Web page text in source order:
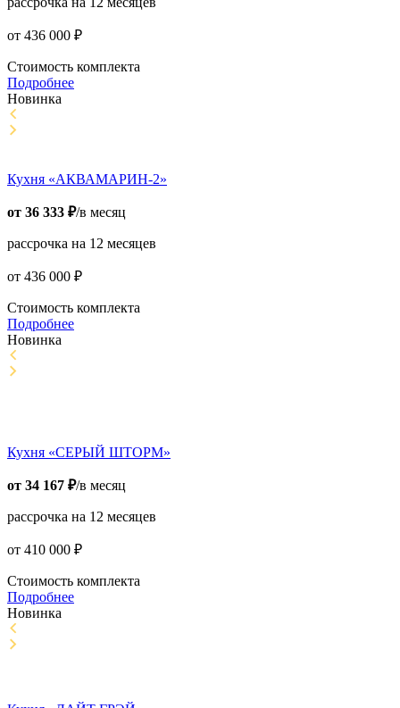
от 436 000 ₽
Стоимость комплекта
Подробнее
Новинка
Кухня «АКВАМАРИН-2»
от 36 333 ₽/в месяц
рассрочка на 12 месяцев
от 436 000 ₽
Стоимость комплекта
Подробнее
Новинка
Кухня «СЕРЫЙ ШТОРМ»
от 34 167 ₽/в месяц
рассрочка на 12 месяцев
от 410 000 ₽
Стоимость комплекта
Подробнее
Новинка